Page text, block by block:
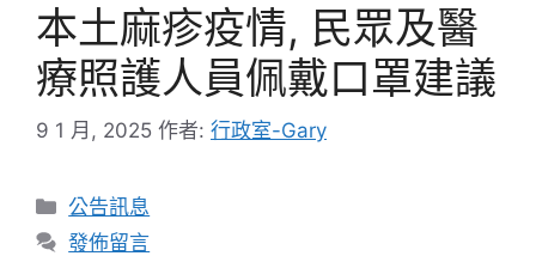
本土麻疹疫情, 民眾及醫
療照護人員佩戴口罩建議
9 1 月, 2025 作者: 行政室-Gary
分
類
公告訊息
發佈留言